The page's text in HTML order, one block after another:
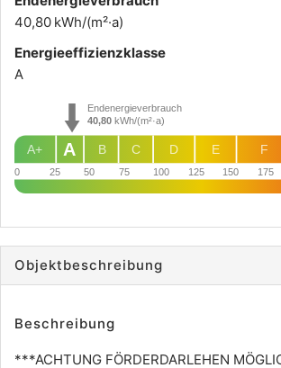
40,80 kWh/(m²·a)
Energie­effizienz­klasse
A
0 25 50 75 100 125 150 175
F
E
D
C
B
A+ A
Endenergieverbrauch
40,80 kWh/(m²·a)
Objekt­beschreibung
Beschreibung
***ACHTUNG FÖRDERDARLEHEN